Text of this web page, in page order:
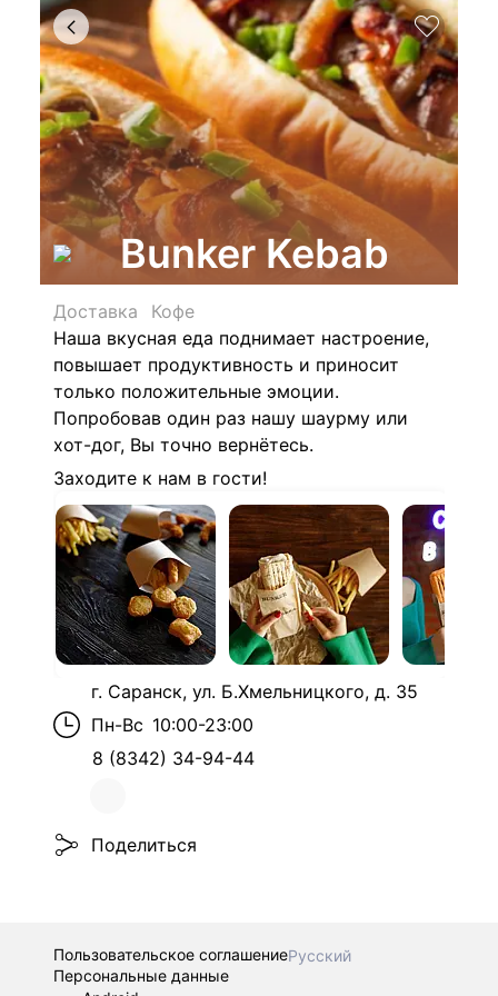
Bunker Kebab
Доставка
Кофе
Наша вкусная еда поднимает настроение,
повышает продуктивность и приносит
только положительные эмоции.
Попробовав один раз нашу шаурму или
хот-дог, Вы точно вернётесь.
Заходите к нам в гости!
г. Саранск, ул. Б.Хмельницкого, д. 35
Пн-Вс 10:00-23:00
8 (8342) 34-94-44
Поделиться
Пользовательское соглашениеРусский
Персональные данные